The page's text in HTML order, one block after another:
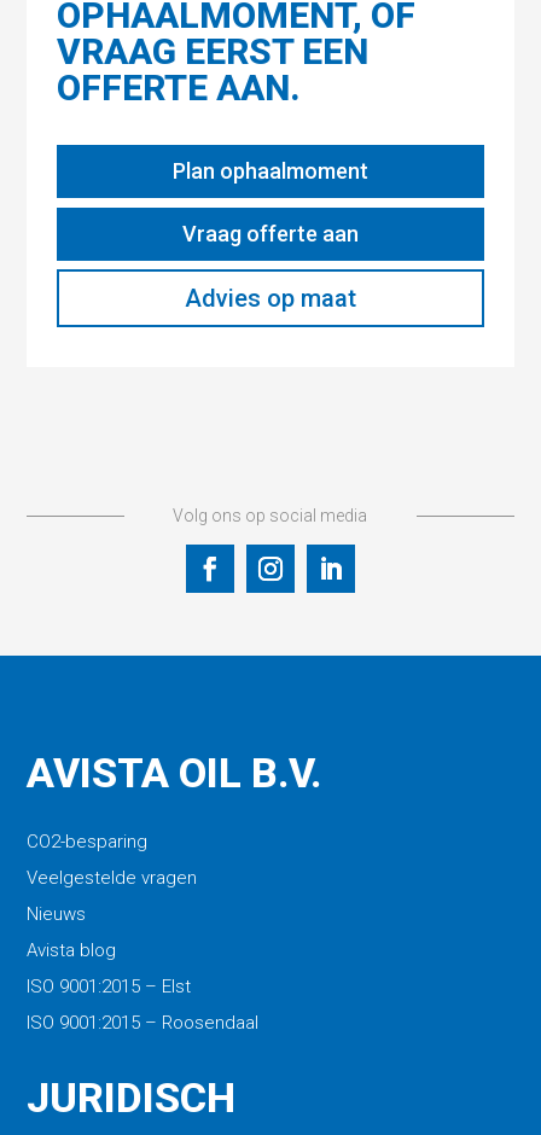
OPHAALMOMENT, OF
VRAAG EERST EEN
OFFERTE AAN.
Plan ophaalmoment
Vraag offerte aan
Advies op maat
Volg ons op social media
AVISTA OIL B.V.
CO2-besparing
Veelgestelde vragen
Nieuws
Avista blog
ISO 9001:2015 – Elst
ISO 9001:2015 – Roosendaal
JURIDISCH